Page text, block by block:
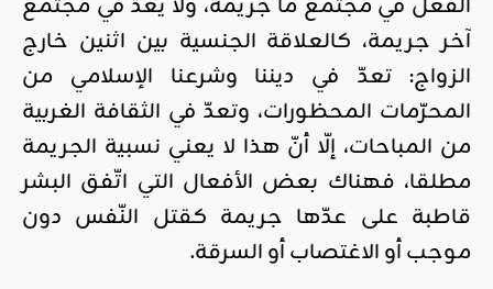
آخر جريمة، كالعلاقة الجنسية بين اثنين خارج
الزواج: تعدّ في ديننا وشرعنا الإسلامي من
المحرّمات المحظورات، وتعدّ في الثقافة الغربية
من المباحات، إلّا أنّ هذا لا يعني نسبية الجريمة
مطلقا، فهناك بعض الأفعال التي اتّفق البشر
قاطبة على عدّها جريمة كقتل النّفس دون
موجب أو الاغتصاب أو السرقة.